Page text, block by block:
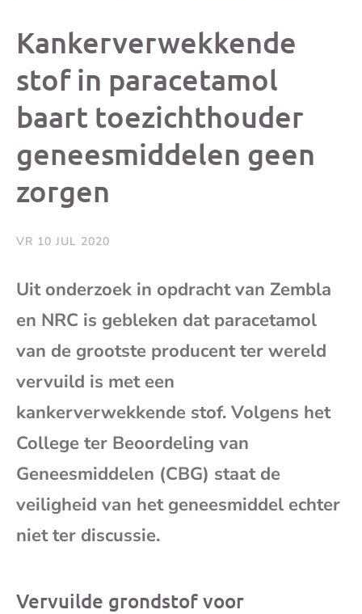
op
Facebook
bericht
op
X
op
Kankerverwekkende
stof in paracetamol
baart toezichthouder
geneesmiddelen geen
zorgen
VR 10 JUL 2020
Uit onderzoek in opdracht van Zembla
en NRC is gebleken dat paracetamol
van de grootste producent ter wereld
vervuild is met een
kankerverwekkende stof. Volgens het
College ter Beoordeling van
Geneesmiddelen (CBG) staat de
veiligheid van het geneesmiddel echter
niet ter discussie.
Vervuilde grondstof voor